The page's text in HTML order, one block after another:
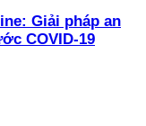
Giải pháp an
COVID-19